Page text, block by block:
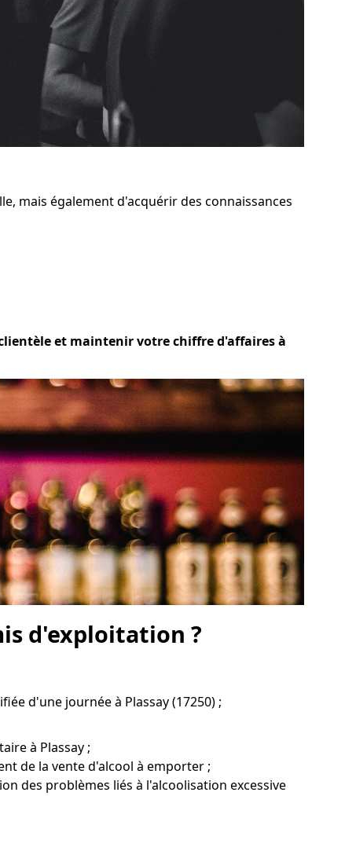
mais également d'acquérir des connaissances
et maintenir votre chiffre d'affaires à
d'exploitation ?
d'une journée à Plassay (17250) ;
à Plassay ;
de la vente d'alcool à emporter ;
des problèmes liés à l'alcoolisation excessive